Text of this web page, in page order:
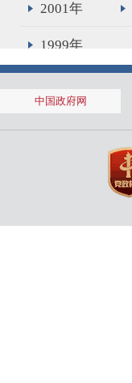
2001年
1999年
中国政府网